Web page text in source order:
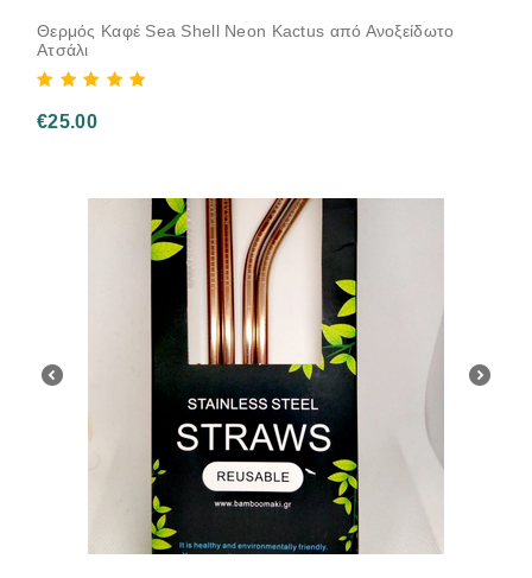
Θερμός Καφέ Sea Shell Neon Kactus από Ανοξείδωτο
Ατσάλι
€25.00